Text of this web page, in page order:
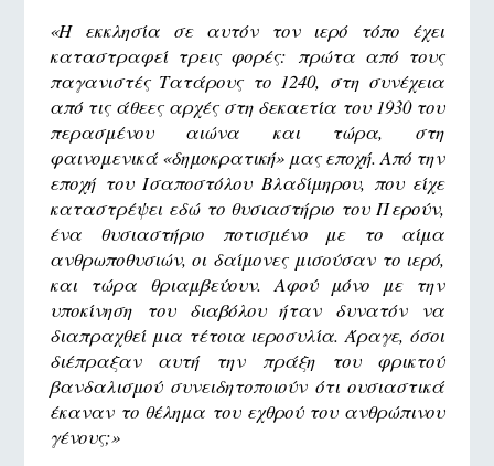
«Η εκκλησία σε αυτόν τον ιερό τόπο έχει
καταστραφεί τρεις φορές: πρώτα από τους
παγανιστές Τατάρους το 1240, στη συνέχεια
από τις άθεες αρχές στη δεκαετία του 1930 του
περασμένου αιώνα και τώρα, στη
φαινομενικά «δημοκρατική» μας εποχή. Από την
εποχή του Ισαποστόλου Βλαδίμηρου, που είχε
καταστρέψει εδώ το θυσιαστήριο του Περούν,
ένα θυσιαστήριο ποτισμένο με το αίμα
ανθρωποθυσιών, οι δαίμονες μισούσαν το ιερό,
και τώρα θριαμβεύουν. Αφού μόνο με την
υποκίνηση του διαβόλου ήταν δυνατόν να
διαπραχθεί μια τέτοια ιεροσυλία. Άραγε, όσοι
διέπραξαν αυτή την πράξη του φρικτού
βανδαλισμού συνειδητοποιούν ότι ουσιαστικά
έκαναν το θέλημα του εχθρού του ανθρώπινου
γένους;»